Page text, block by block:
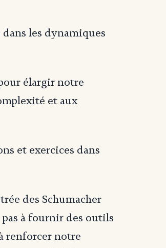
les dynamiques
élargir notre
et aux
et exercices dans
des Schumacher
à fournir des outils
renforcer notre